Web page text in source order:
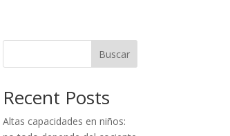
Buscar
Recent Posts
Altas capacidades en niños: